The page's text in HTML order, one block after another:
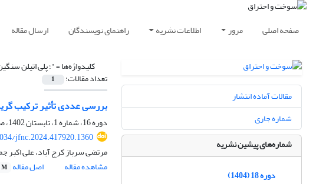
صفحه اصلی مرور اطلاعات نشریه راهنمای نویسندگان ارسال مقاله
کلیدواژه‌ها ="؛ پلی اتیلن
تعداد مقالات: 1
بررسی عددی تأثیر ترکیب
دوره 16، شماره 1، تابستان 1402، صفحه
jfnc.2024.417920.1360
مرتضی سرباز کرج آباد، علی اکبر
مشاهده مقاله
اصل مقاله
مقالات آماده انتشار
شماره جاری
شماره‌های پیشین نشریه
دوره 18 (1404)